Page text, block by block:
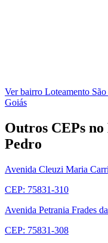
Ver bairro Loteamento São
Goiás
Outros CEPs
Pedro
Avenida Cleuzi Maria
CEP: 75831-310
Avenida Petrania Frades
CEP: 75831-308